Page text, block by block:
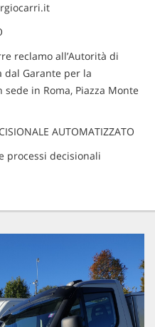
reclamo all’Autorità di
dal Garante per la
in Roma, Piazza Monte
AUTOMATIZZATO
processi decisionali